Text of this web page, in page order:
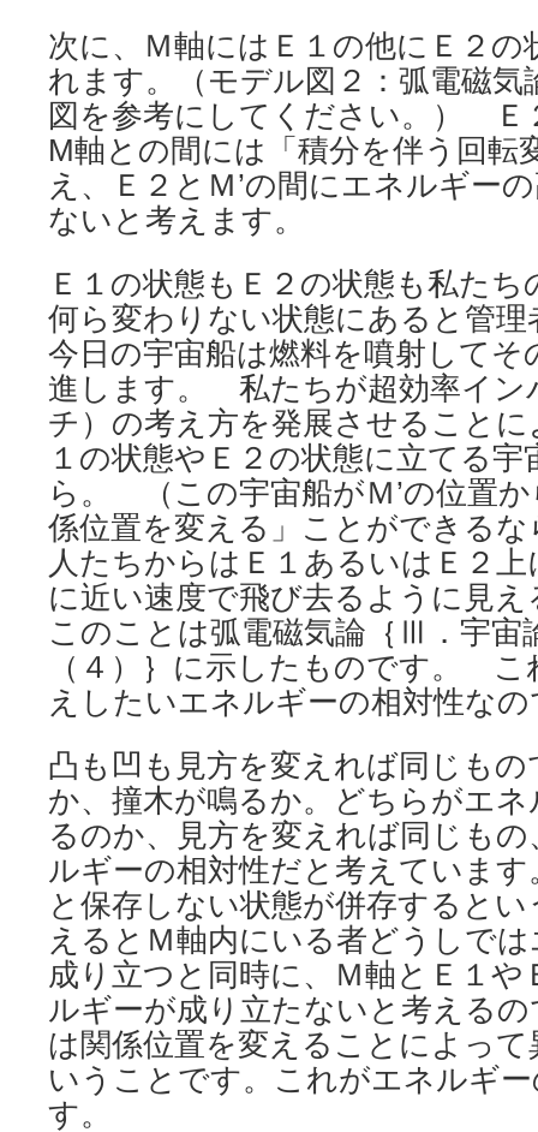
次に、Ｍ軸にはＥ１の他にＥ２
れます。（モデル図２：弧電磁気
図を参考にしてください。） Ｅ
M軸との間には「積分を伴う回転
え、Ｅ２とＭ’の間にエネルギー
ないと考えます。
Ｅ１の状態もＥ２の状態も私たち
何ら変わりない状態にあると管
今日の宇宙船は燃料を噴射してそ
進します。 私たちが超効率イン
チ）の考え方を発展させることに
１の状態やＥ２の状態に立てる
ら。 （この宇宙船がＭ’の位置
係位置を変える」ことができる
人たちからはＥ１あるいはＥ２
に近い速度で飛び去るように見
このことは弧電磁気論｛Ⅲ．宇宙
（４）｝に示したものです。 こ
えしたいエネルギーの相対性な
凸も凹も見方を変えれば同じも
か、撞木が鳴るか。どちらがエ
るのか、見方を変えれば同じも
ルギーの相対性だと考えていま
と保存しない状態が併存すると
えるとＭ軸内にいる者どうしで
成り立つと同時に、Ｍ軸とＥ１
ルギーが成り立たないと考える
は関係位置を変えることによっ
いうことです。これがエネルギ
す。